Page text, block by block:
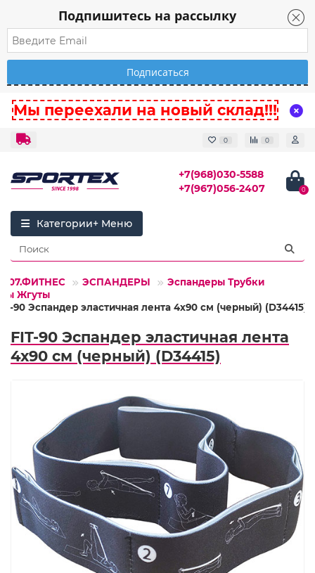
Подпишитесь на рассылку
Мы переехали на новый склад!!!
0 0
+7(968)030-5588
+7(967)056-2407
0
Категории
07.ФИТНЕС ЭСПАНДЕРЫ
Эспандеры Трубки
Жгуты
90 Эспандер эластичная лента 4х90 см (черный) (D34415)
FIT-90 Эспандер эластичная лента
4х90 см (черный) (D34415)